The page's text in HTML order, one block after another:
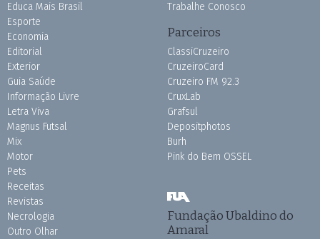
Educa Mais Brasil
Esporte
Economia
Editorial
Exterior
Guia Saúde
Informação Livre
Letra Viva
Magnus Futsal
Mix
Motor
Pets
Receitas
Revistas
Necrologia
Outro Olhar
Trabalhe Conosco
Parceiros
ClassiCruzeiro
CruzeiroCard
Cruzeiro FM 92.3
CruxLab
Grafsul
Depositphotos
Burh
Pink do Bem OSSEL
Fundação Ubaldino do
Amaral